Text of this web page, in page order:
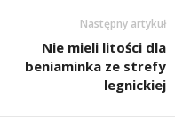
Następny artykuł
Nie mieli litości dla
beniaminka ze strefy
legnickiej